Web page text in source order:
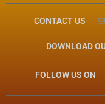
CONTACT US
DOWNLOAD
FOLLOW US ON